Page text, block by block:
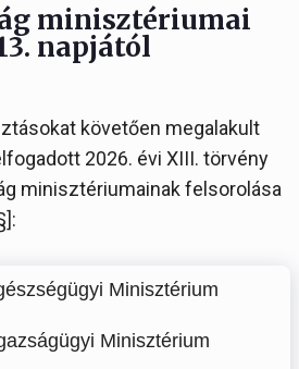
minisztériumai
napjától
követően megalakult
2026. évi XIII. törvény
minisztériumainak felsorolása
Minisztérium
Minisztérium